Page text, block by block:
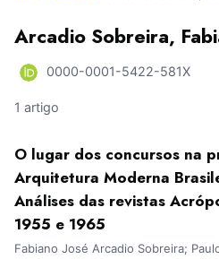
Arcadio Sobreira,
0000-0001-5422-581X
1 artigo
O lugar dos concursos na
Arquitetura Moderna
Análises das revistas
1955 e 1965
Fabiano José Arcadio Sobreira;